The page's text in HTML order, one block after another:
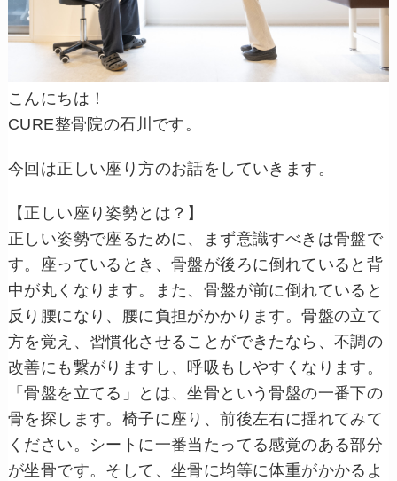
こんにちは！
CURE整骨院の石川です。
今回は正しい座り方のお話をしていきます。
【正しい座り姿勢とは？】
正しい姿勢で座るために、まず意識すべきは骨盤で
す。 座っているとき、骨盤が後ろに倒れていると背
中が丸くなります。
また、骨盤が前に倒れていると
反り腰になり、腰に負担がかかります。骨盤の立て
方を覚え、習慣化させることができたなら、不調の
改善にも繋がりますし、呼吸もしやすくなります。
「骨盤を立てる」とは、坐骨という骨盤の一番下の
骨を探します。 椅子に座り、前後左右に揺れてみて
ください。
シートに一番当たってる感覚のある部分
が坐骨です。 そして、坐骨に均等に体重がかかるよ